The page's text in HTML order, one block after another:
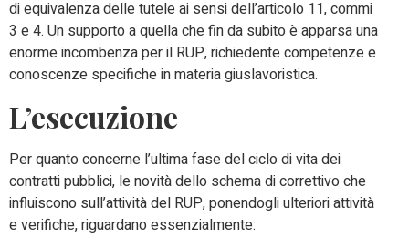
di equivalenza delle tutele ai sensi dell’articolo 11, commi
3 e 4. Un supporto a quella che fin da subito è apparsa una
enorme incombenza per il RUP, richiedente competenze e
conoscenze specifiche in materia giuslavoristica.
L’esecuzione
Per quanto concerne l’ultima fase del ciclo di vita dei
contratti pubblici, le novità dello schema di correttivo che
influiscono sull’attività del RUP, ponendogli ulteriori attività
e verifiche, riguardano essenzialmente: